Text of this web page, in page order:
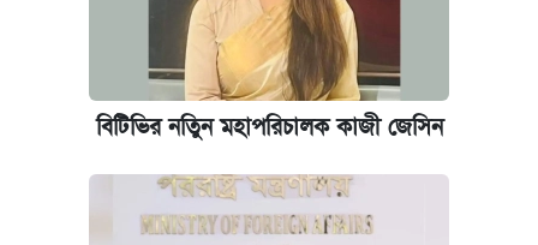
কবে শুরু হচ্ছে ঢাবির ভর্তি আবেদন, জানাল কর্তৃপক্ষ
আজকের বাজারে স্বর্ণের দাম (৪ আগস্ট)
নবম জাতীয় পে-স্কেল নিয়ে সর্বশেষ যা জানা গেল
বিটিভির নতিুন মহাপরিচালক কাজী জেসিন